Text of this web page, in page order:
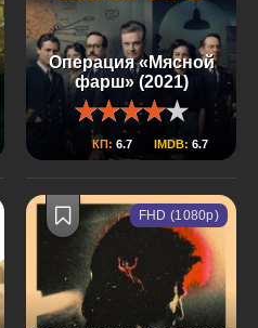
Операция «Мясной
фарш» (2021)
КП: 6.7 IMDB: 6.7
FHD (1080p)